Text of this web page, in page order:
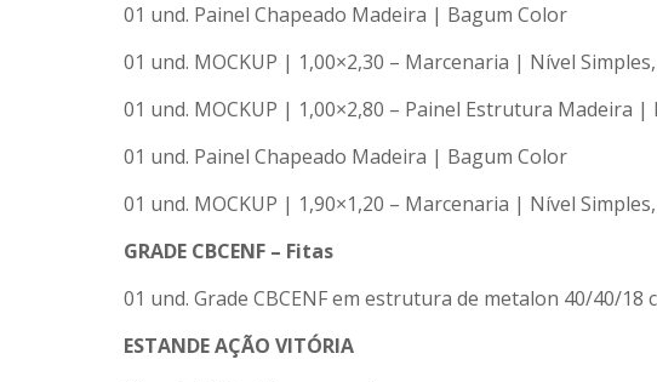
01 und. Painel Chapeado Madeira | Bagum Color
01 und. MOCKUP | 1,00×2,30 – Marcenaria | Nível
01 und. MOCKUP | 1,00×2,80 – Painel Estrutura Madeira |
01 und. Painel Chapeado Madeira | Bagum Color
01 und. MOCKUP | 1,90×1,20 – Marcenaria | Nível
GRADE CBCENF – Fitas
01 und. Grade CBCENF em estrutura de metalon 40/40/
ESTANDE AÇÃO VITÓRIA